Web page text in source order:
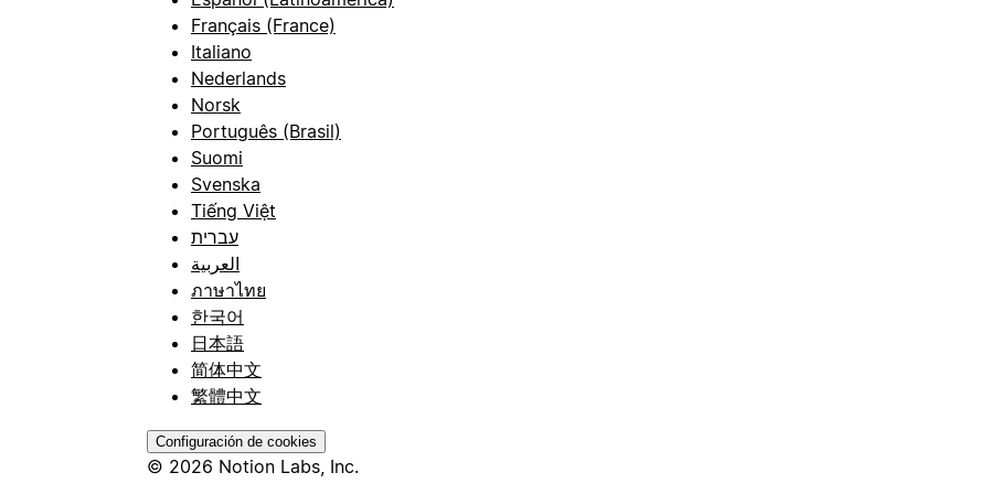
Français (France)
Italiano
Nederlands
Norsk
Português (Brasil)
Suomi
Svenska
Tiếng Việt
עברית
العربية
ภาษาไทย
한국어
日本語
简体中文
繁體中文
Configuración de cookies
© 2026 Notion Labs, Inc.